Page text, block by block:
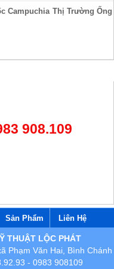
Thị Trường Ống
908.109
Sản Phẩm Liên Hệ
THUẬT LỘC PHÁT
Phạm Văn Hai, Bình Chánh
- 0983 908109